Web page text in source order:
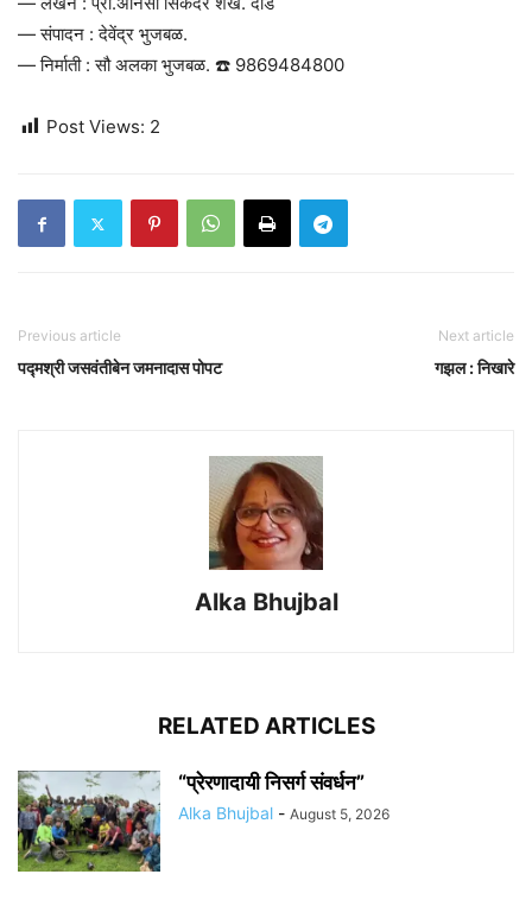
— संपादन : देवेंद्र भुजबळ.
— निर्माती : सौ अलका भुजबळ. ☎️ 9869484800
Post Views: 2
Previous article
पद्मश्री जसवंतीबेन जमनादास पोपट
Next article
गझल : निखारे
Alka Bhujbal
RELATED ARTICLES
“प्रेरणादायी निसर्ग संवर्धन”
Alka Bhujbal - August 5, 2026